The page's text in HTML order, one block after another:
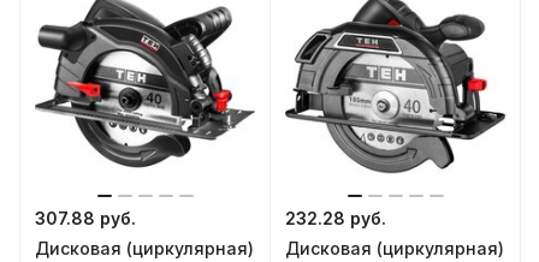
307.88 руб.
Дисковая (циркулярная)
232.28 руб.
Дисковая (циркулярная)